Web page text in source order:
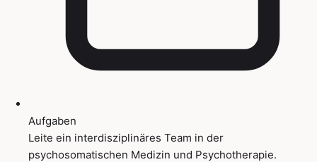
Aufgaben
Leite ein interdisziplinäres Team in der
psychosomatischen Medizin und Psychotherapie.